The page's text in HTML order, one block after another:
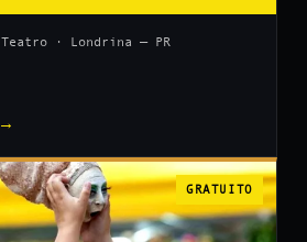
· Londrina — PR
→
GRATUITO